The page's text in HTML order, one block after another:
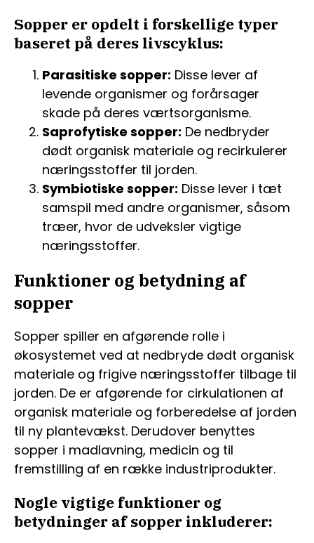
Sopper er opdelt i forskellige typer
baseret på deres livscyklus:
Parasitiske sopper: Disse lever af
levende organismer og forårsager
skade på deres værtsorganisme.
Saprofytiske sopper: De nedbryder
dødt organisk materiale og recirkulerer
næringsstoffer til jorden.
Symbiotiske sopper: Disse lever i tæt
samspil med andre organismer, såsom
træer, hvor de udveksler vigtige
næringsstoffer.
Funktioner og betydning af
sopper
Sopper spiller en afgørende rolle i
økosystemet ved at nedbryde dødt organisk
materiale og frigive næringsstoffer tilbage til
jorden. De er afgørende for cirkulationen af
organisk materiale og forberedelse af jorden
til ny plantevækst. Derudover benyttes
sopper i madlavning, medicin og til
fremstilling af en række industriprodukter.
Nogle vigtige funktioner og
betydninger af sopper inkluderer: